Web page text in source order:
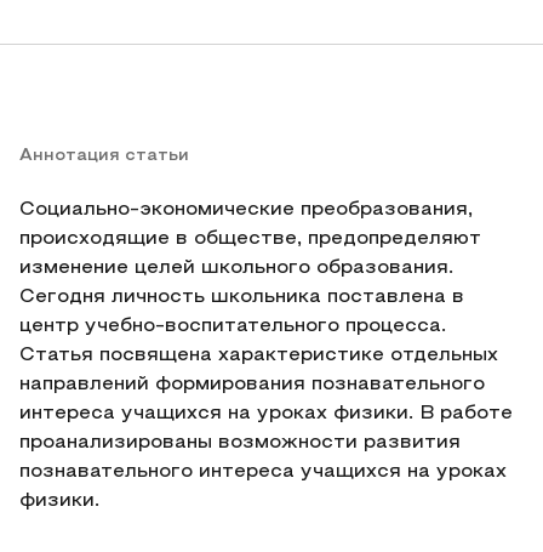
Аннотация статьи
Социально-экономические преобразования,
происходящие в обществе, предопределяют
изменение целей школьного образования.
Сегодня личность школьника поставлена в
центр учебно-воспитательного процесса.
Статья посвящена характеристике отдельных
направлений формирования познавательного
интереса учащихся на уроках физики. В работе
проанализированы возможности развития
познавательного интереса учащихся на уроках
физики.